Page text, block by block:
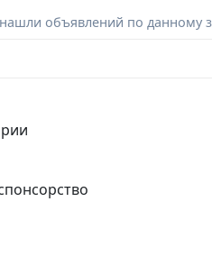
объявлений по данному